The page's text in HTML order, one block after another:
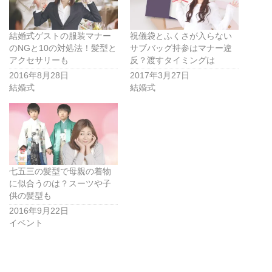
結婚式ゲストの服装マナー
のNGと10の対処法！髪型と
アクセサリーも
2016年8月28日
結婚式
祝儀袋とふくさが入らない
サブバッグ持参はマナー違
反？渡すタイミングは
2017年3月27日
結婚式
七五三の髪型で母親の着物
に似合うのは？スーツや子
供の髪型も
2016年9月22日
イベント